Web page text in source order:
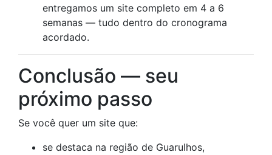
entregamos um site completo em 4 a 6
semanas — tudo dentro do cronograma
acordado.
Conclusão — seu
próximo passo
Se você quer um site que:
se destaca na região de Guarulhos,